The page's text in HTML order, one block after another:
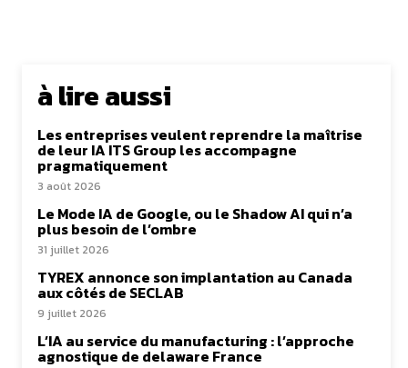
à lire aussi
Les entreprises veulent reprendre la maîtrise
de leur IA ITS Group les accompagne
pragmatiquement
3 août 2026
Le Mode IA de Google, ou le Shadow AI qui n’a
plus besoin de l’ombre
31 juillet 2026
TYREX annonce son implantation au Canada
aux côtés de SECLAB
9 juillet 2026
L’IA au service du manufacturing : l’approche
agnostique de delaware France